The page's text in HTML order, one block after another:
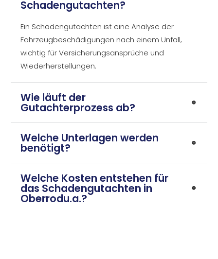
Schadengutachten?
Ein Schadengutachten ist eine Analyse der
Fahrzeugbeschädigungen nach einem Unfall,
wichtig für Versicherungsansprüche und
Wiederherstellungen.
Wie läuft der
Gutachterprozess ab?
Welche Unterlagen werden
benötigt?
Welche Kosten entstehen für
das Schadengutachten in
Oberrodu.a.?